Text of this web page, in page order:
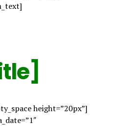
height=”20px”]